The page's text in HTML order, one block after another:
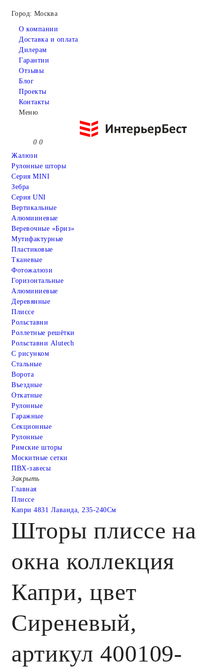
Город: Москва
О компании
Доставка и оплата
Дилерам
Гарантии
Отзывы
Блог
Проекты
Контакты
Меню
0 0
Жалюзи
Рулонные шторы
Серия MINI
Зебра
Серия UNI
Вертикальные
Алюмииневые
Веревочные «Бриз»
Мутифактурные
Пластиковые
Тканевые
Фотожалюзи
Горизонтальные
Алюминиевые
Деревянные
Плиссе
Рольставни
Роллетные решётки
Рольставни Alutech
С рисунком
Стальные
Ворота
Въездные
Откатные
Рулонные
Гаражные
Cекционные
Рулонные
Римские шторы
Москитные сетки
ПВХ-завесы
Закрыть
Главная
Плиссе
Капри 4831 Лаванда, 235-240См
Шторы плиссе на
окна коллекция
Капри, цвет
Сиреневый,
артикул 400109-